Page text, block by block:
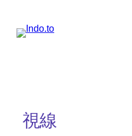
視線